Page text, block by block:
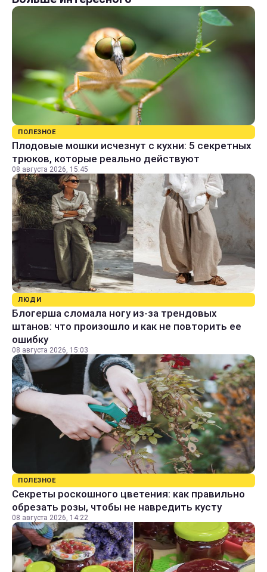
ПОЛЕЗНОЕ
Плодовые мошки исчезнут с кухни: 5 секретных
трюков, которые реально действуют
08 августа 2026, 15:45
ЛЮДИ
Блогерша сломала ногу из-за трендовых
штанов: что произошло и как не повторить ее
ошибку
08 августа 2026, 15:03
ПОЛЕЗНОЕ
Секреты роскошного цветения: как правильно
обрезать розы, чтобы не навредить кусту
08 августа 2026, 14:22